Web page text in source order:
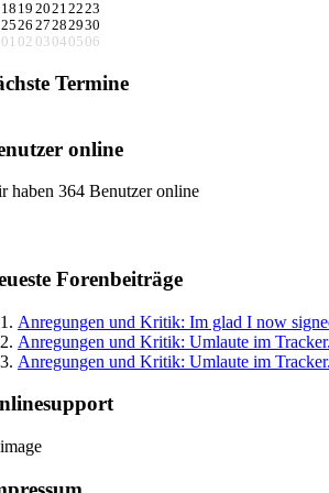
18 19 20212223
2526 27282930
01 02 03 04 05 06
Termine
online
haben 364 Benutzer online
Forenbeiträge
Anregungen und Kritik: Im glad I now
Anregungen und Kritik: Umlaute im
Anregungen und Kritik: Umlaute im